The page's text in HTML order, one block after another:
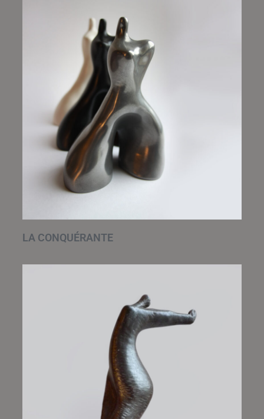
LA CONQUÉRANTE